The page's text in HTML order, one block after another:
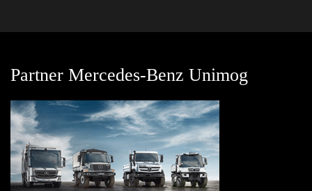
Partner Mercedes-Benz Unimog